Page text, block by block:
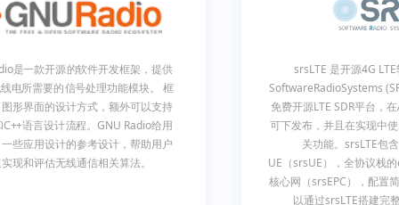
srsLTE 是开源4G
SoftwareRadioSystems
免费开源LTE SDR平台，
可下发布，并且在实现中
关功能。srsLTE包
UE（srsUE），全协议栈
核心网（srsEPC），配置
以通过srsLTE搭建完
是一款开源的软件开发框架，提供
电所需要的信号处理功能模块。 框
形界面的设计方式，额外可以支持
语言设计流程。GNU Radio给用
些应用设计的参考设计，帮助用户
现和评估无线通信相关算法。